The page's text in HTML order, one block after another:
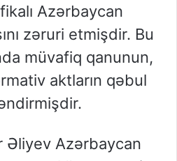
Azərbaycan
zəruri etmişdir. Bu
müvafiq qanunun,
aktların qəbul
Əliyev Azərbaycan